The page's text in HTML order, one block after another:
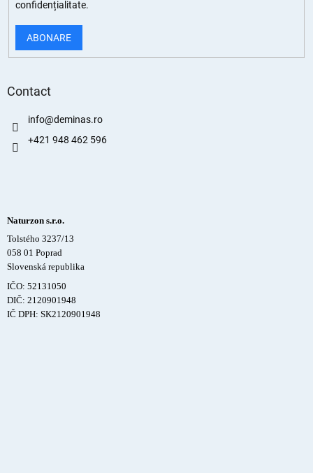
confidențialitate.
ABONARE
Contact
info@deminas.ro
+421 948 462 596
Naturzon s.r.o.
Tolstého 3237/13
058 01 Poprad
Slovenská republika
IČO: 52131050
DIČ: 2120901948
IČ DPH: SK2120901948